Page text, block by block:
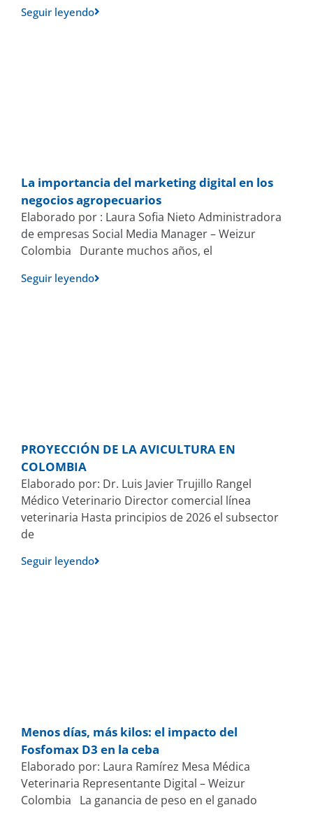
Seguir leyendo
La importancia del marketing digital en los
negocios agropecuarios
Elaborado por : Laura Sofia Nieto Administradora
de empresas Social Media Manager – Weizur
Colombia Durante muchos años, el
Seguir leyendo
PROYECCIÓN DE LA AVICULTURA EN
COLOMBIA
Elaborado por: Dr. Luis Javier Trujillo Rangel
Médico Veterinario Director comercial línea
veterinaria Hasta principios de 2026 el subsector
de
Seguir leyendo
Menos días, más kilos: el impacto del
Fosfomax D3 en la ceba
Elaborado por: Laura Ramírez Mesa Médica
Veterinaria Representante Digital – Weizur
Colombia La ganancia de peso en el ganado